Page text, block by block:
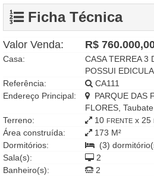
Ficha Técnica
Valor Venda: R$
Casa:
CASA TERREA 3
POSSUI EDICULA
Referência:
CA111
Endereço Principal:
PARQUE DAS
FLORES,
Terreno:
10 FRENTE x 25
Área construída:
173 M²
Dormitórios:
(3)
Sala(s):
2
Banheiro(s):
2